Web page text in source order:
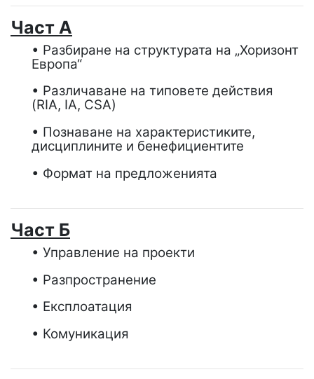
Част A
• Разбиране на структурата на „Хоризонт
Европа“
• Различаване на типовете действия
(RIA, IA, CSA)
• Познаване на характеристиките,
дисциплините и бенефициентите
• Формат на предложенията
Част Б
• Управление на проекти
• Разпространение
• Експлоатация
• Комуникация